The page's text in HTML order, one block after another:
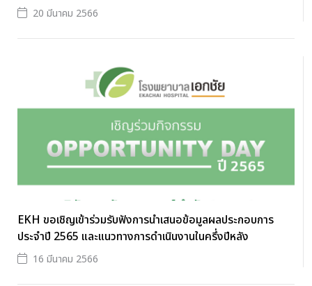
20 มีนาคม 2566
EKH ขอเชิญเข้าร่วมรับฟังการนำเสนอข้อมูลผลประกอบการ
ประจำปี 2565 และแนวทางการดำเนินงานในครึ่งปีหลัง
16 มีนาคม 2566